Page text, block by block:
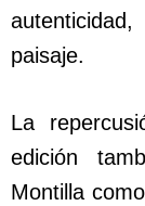
paisaje.
La
edición
Montilla